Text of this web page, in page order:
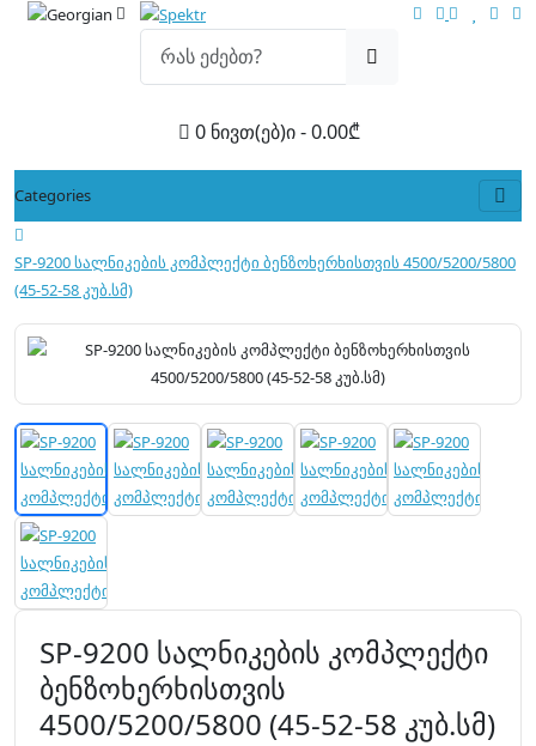
0 ნივთ(ებ)ი - 0.00₾
Categories
SP-9200 სალნიკების კომპლექტი ბენზოხერხისთვის 4500/5200/5800
(45-52-58 კუბ.სმ)
SP-9200 სალნიკების კომპლექტი
ბენზოხერხისთვის
4500/5200/5800 (45-52-58 კუბ.სმ)